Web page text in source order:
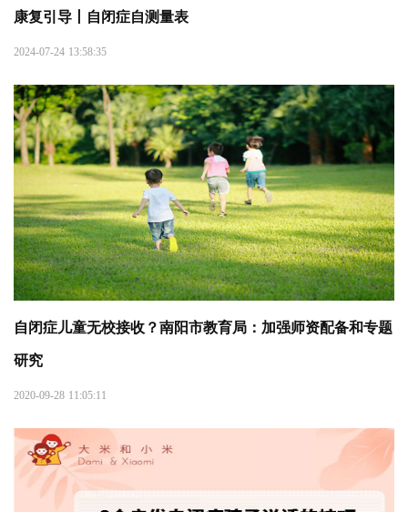
康复引导丨自闭症自测量表
2024-07-24 13:58:35
自闭症儿童无校接收？南阳市教育局：加强师资配备和专题
研究
2020-09-28 11:05:11